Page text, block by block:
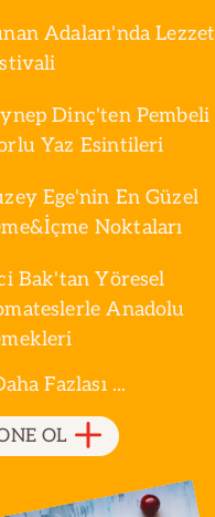
Adaları'nda Lezzet
Dinç'ten Pembeli
Yaz Esintileri
Ege'nin En Güzel
Noktaları
Bak'tan Yöresel
Anadolu
Fazlası ...
OL